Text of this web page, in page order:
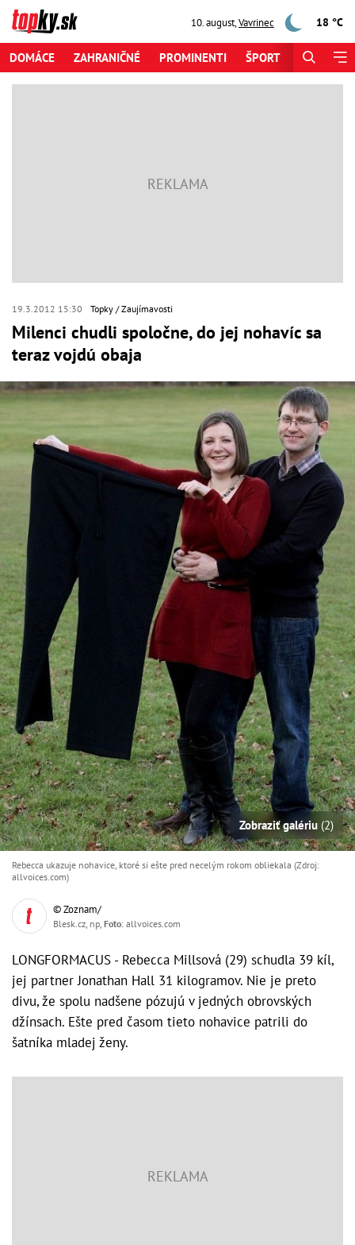
10. august,Vavrinec 18 °C
DOMÁCE ZAHRANIČNÉ PROMINENTI ŠPORT
19.3.2012 15:30 Topky Zaujímavosti
Milenci chudli spoločne, do jej nohavíc sa
teraz vojdú obaja
Zobraziť galériu (2)
Rebecca ukazuje nohavice, ktoré si ešte pred necelým rokom obliekala (Zdroj:
allvoices.com)
© Zoznam/
Blesk.cz, np, Foto: allvoices.com
LONGFORMACUS - Rebecca Millsová (29) schudla 39 kíl,
jej partner Jonathan Hall 31 kilogramov. Nie je preto
divu, že spolu nadšene pózujú v jedných obrovských
džínsach. Ešte pred časom tieto nohavice patrili do
šatníka mladej ženy.